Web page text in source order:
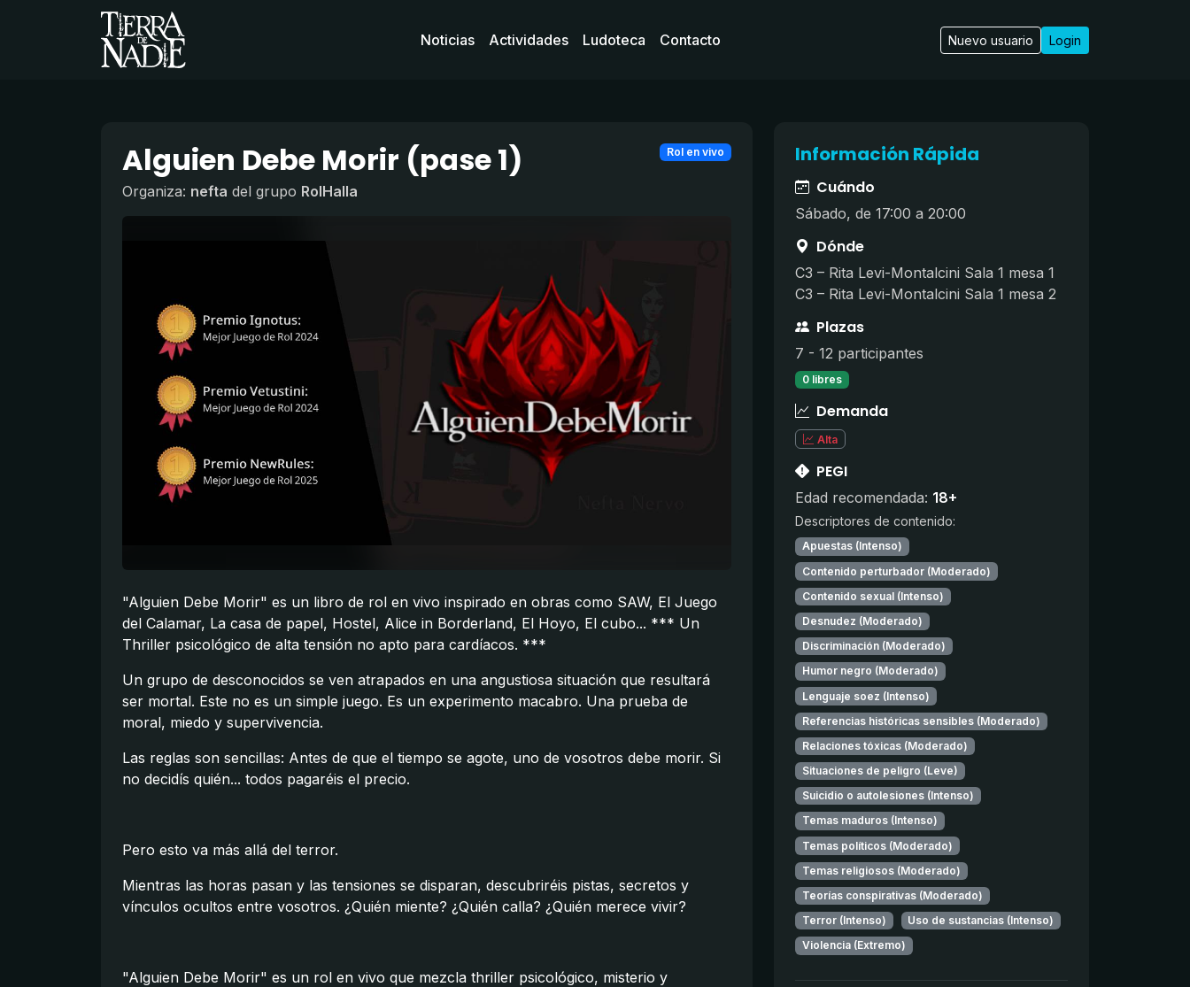
Noticias Actividades Ludoteca Contacto Nuevo usuario Login
Rol en vivo
Alguien Debe Morir (pase 1)
Organiza: nefta del grupo RolHalla
"Alguien Debe Morir" es un libro de rol en vivo inspirado en obras como SAW, El Juego
del Calamar, La casa de papel, Hostel, Alice in Borderland, El Hoyo, El cubo... *** Un
Thriller psicológico de alta tensión no apto para cardíacos. ***
Un grupo de desconocidos se ven atrapados en una angustiosa situación que resultará
ser mortal. Este no es un simple juego. Es un experimento macabro. Una prueba de
moral, miedo y supervivencia.
Las reglas son sencillas: Antes de que el tiempo se agote, uno de vosotros debe morir. Si
no decidís quién... todos pagaréis el precio.
Pero esto va más allá del terror.
Mientras las horas pasan y las tensiones se disparan, descubriréis pistas, secretos y
vínculos ocultos entre vosotros. ¿Quién miente? ¿Quién calla? ¿Quién merece vivir?
"Alguien Debe Morir" es un rol en vivo que mezcla thriller psicológico, misterio y
Información Rápida
Cuándo
Sábado, de 17:00 a 20:00
Dónde
C3 – Rita Levi-Montalcini Sala 1 mesa 1
C3 – Rita Levi-Montalcini Sala 1 mesa 2
Plazas
7 - 12 participantes
0 libres
Demanda
Alta
PEGI
Edad recomendada: 18+
Descriptores de contenido:
Apuestas (Intenso)
Contenido perturbador (Moderado)
Contenido sexual (Intenso)
Desnudez (Moderado)
Discriminación (Moderado)
Humor negro (Moderado)
Lenguaje soez (Intenso)
Referencias históricas sensibles (Moderado)
Relaciones tóxicas (Moderado)
Situaciones de peligro (Leve)
Suicidio o autolesiones (Intenso)
Temas maduros (Intenso)
Temas políticos (Moderado)
Temas religiosos (Moderado)
Teorías conspirativas (Moderado)
Terror (Intenso)
Uso de sustancias (Intenso)
Violencia (Extremo)